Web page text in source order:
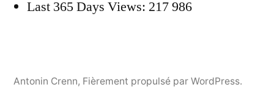
Last 365 Days Views: 217 986
Antonin Crenn, Fièrement propulsé par WordPress.